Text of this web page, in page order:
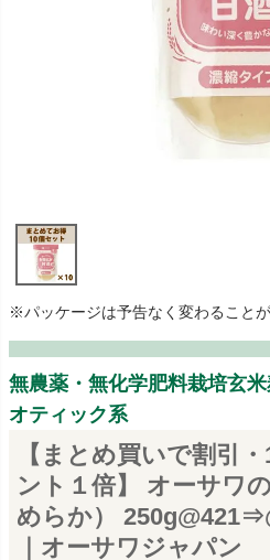
※パッケージは予告なく変わることが
無農薬・無化学肥料栽培玄
オティック系
【まとめ買いで割引
ント１倍】 オーサワ
めらか）
｜オーサワジャパン